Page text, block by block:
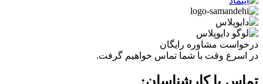
درخواست مشاوره رایگان
در اسرع وقت با شما تماس خواهیم گرفت.